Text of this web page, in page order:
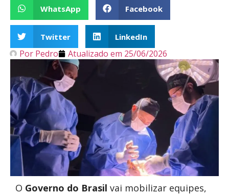
WhatsApp Facebook
Twitter LinkedIn
Por Pedro Atualizado em 25/06/2026
O Governo do Brasil vai mobilizar equipes,